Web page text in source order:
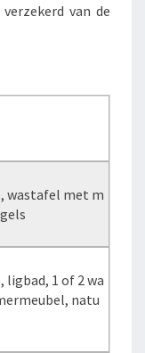
van de
wastafel met m
1 of 2 wa
natu